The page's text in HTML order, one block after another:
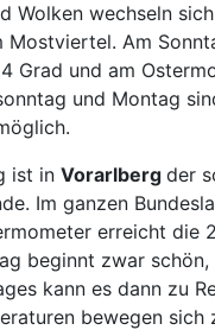
Wolken wechseln
Mostviertel. Am
Grad und am
und Montag
ist in Vorarlberg der
Im ganzen
erreicht die
beginnt zwar schön,
kann es dann zu
bewegen sich